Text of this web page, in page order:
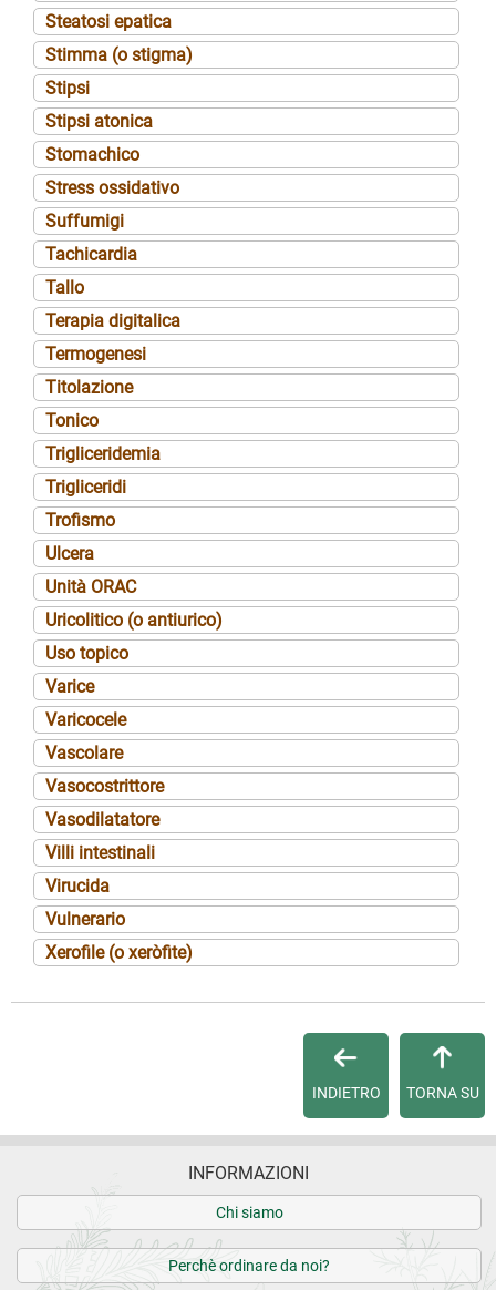
Steatosi epatica
Stimma (o stigma)
Stipsi
Stipsi atonica
Stomachico
Stress ossidativo
Suffumigi
Tachicardia
Tallo
Terapia digitalica
Termogenesi
Titolazione
Tonico
Trigliceridemia
Trigliceridi
Trofismo
Ulcera
Unità ORAC
Uricolitico (o antiurico)
Uso topico
Varice
Varicocele
Vascolare
Vasocostrittore
Vasodilatatore
Villi intestinali
Virucida
Vulnerario
Xerofile (o xeròfite)
TORNA SU
INDIETRO
INFORMAZIONI
Chi siamo
Perchè ordinare da noi?